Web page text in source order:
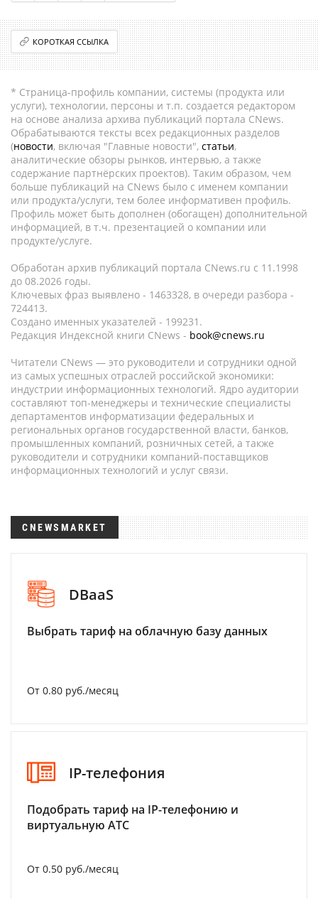
КОРОТКАЯ ССЫЛКА
* Страница-профиль компании, системы (продукта или
услуги), технологии, персоны и т.п. создается редактором
на основе анализа архива публикаций портала CNews.
Обрабатываются тексты всех редакционных разделов
(новости, включая "Главные новости", статьи,
аналитические обзоры рынков, интервью, а также
содержание партнёрских проектов). Таким образом, чем
больше публикаций на CNews было с именем компании
или продукта/услуги, тем более информативен профиль.
Профиль может быть дополнен (обогащен) дополнительной
информацией, в т.ч. презентацией о компании или
продукте/услуге.
Обработан архив публикаций портала CNews.ru c 11.1998
до 08.2026 годы.
Ключевых фраз выявлено - 1463328, в очереди разбора -
724413.
Создано именных указателей - 199231.
Редакция Индексной книги CNews - book@cnews.ru
Читатели CNews — это руководители и сотрудники одной
из самых успешных отраслей российской экономики:
индустрии информационных технологий. Ядро аудитории
составляют топ-менеджеры и технические специалисты
департаментов информатизации федеральных и
региональных органов государственной власти, банков,
промышленных компаний, розничных сетей, а также
руководители и сотрудники компаний-поставщиков
информационных технологий и услуг связи.
CNEWSMARKET
DBaaS
Выбрать тариф на облачную базу данных
От 0.80 руб./месяц
IP-телефония
Подобрать тариф на IP-телефонию и
виртуальную АТС
От 0.50 руб./месяц